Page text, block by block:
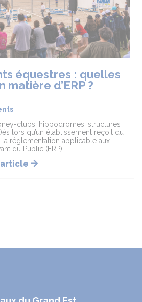
équestres : quelles
matière d’ERP ?
clubs, hippodromes, structures
lors qu’un établissement reçoit du
réglementation applicable aux
du Public (ERP).